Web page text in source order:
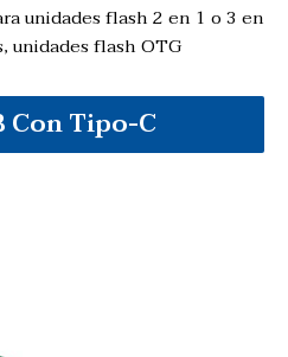
unidades flash 2 en 1 o 3 en
unidades flash OTG
Con Tipo-C